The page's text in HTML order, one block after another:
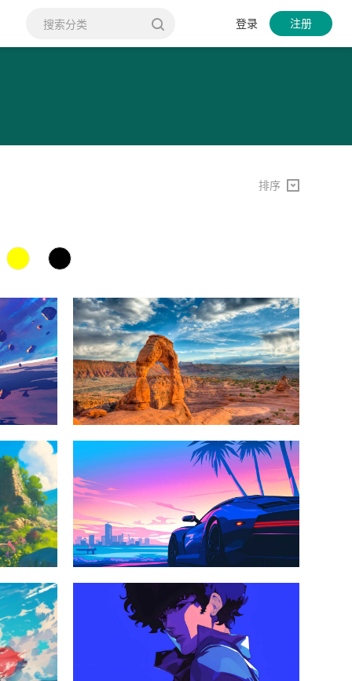
登录 注册
排序